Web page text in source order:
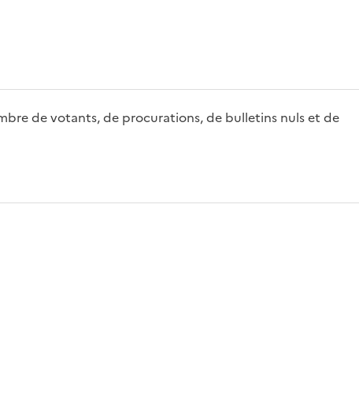
de votants, de procurations, de bulletins nuls et de